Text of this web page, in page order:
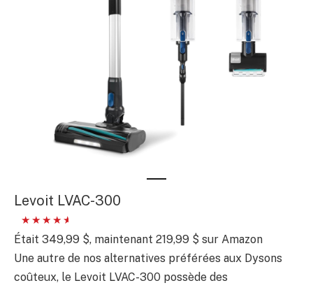
Levoit LVAC-300
Était 349,99 $, maintenant 219,99 $ sur Amazon
Une autre de nos alternatives préférées aux Dysons
coûteux, le Levoit LVAC-300 possède des